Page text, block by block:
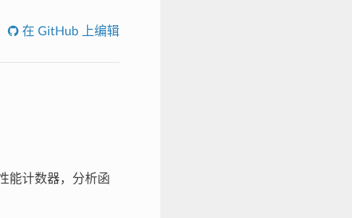
在 GitHub 上编辑
能计数器，分析函